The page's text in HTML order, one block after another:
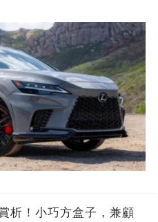
析！小巧方盒子，兼顧